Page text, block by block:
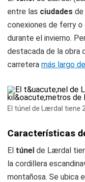
entre las ciudades de
conexiones de ferry
durante el invierno.
destacada de la obra
carretera más largo de
El túnel de Lærdal tiene
Características
El túnel de Lærdal
la cordillera
montañosa. Se ubica